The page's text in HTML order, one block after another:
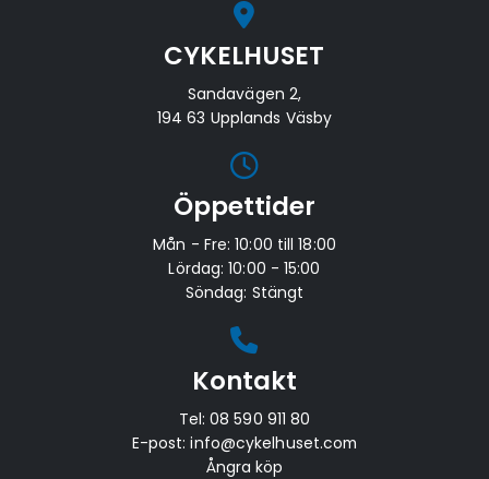
CYKELHUSET
Sandavägen 2,
194 63 Upplands Väsby
Öppettider
Mån - Fre: 10:00 till 18:00
Lördag: 10:00 - 15:00
Söndag: Stängt
Kontakt
Tel:08 590 911 80
E-post:info@cykelhuset.com
Ångra köp